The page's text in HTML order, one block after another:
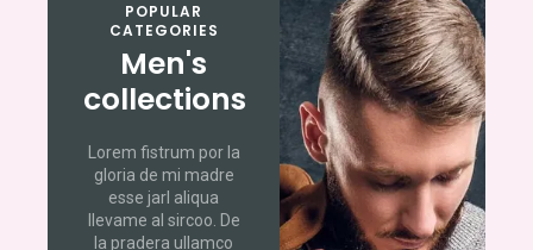
POPULAR
CATEGORIES
Men's
collections
Lorem fistrum por la
gloria de mi madre
esse jarl aliqua
llevame al sircoo. De
la pradera ullamco